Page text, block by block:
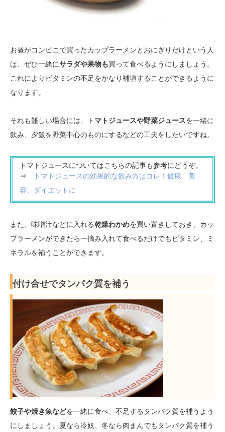
お昼がコンビニで買ったカップラーメンとおにぎりだけという人
は、ぜひ一緒にサラダや果物も買って食べるようにしましょう。
これによりビタミンの不足をかなり補填することができるように
なります。
それも難しい場合には、ト マトジュースや野菜ジュースを一緒に
飲み、夕飯を野菜中心のものにするなどの工夫をしたいですね。
トマトジュースについてはこちらの記事も参考にどうぞ。
⇒
トマトジュースの効果的な飲み方はコレ！健康、美
容、ダイエットに
また、味噌汁などに入れる乾燥わかめを買い置きしておき、カッ
プラーメンができたら一摘み入れて食べるだけでもビタミン、ミ
ネラルを補うことができます。
付け合せでタンパク質を補う
餃子や焼き魚などを一緒に食べ、不足するタンパク質を補うよう
にしましょう。夏なら冷奴、冬なら肉まんでもタンパク質を補う